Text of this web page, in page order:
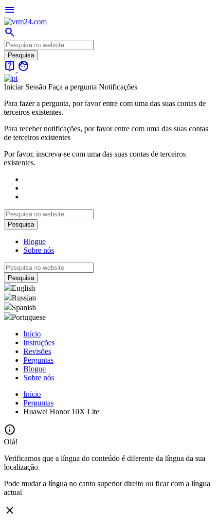
menu
search
live_help face
Iniciar Sessão Faça a pergunta Notificações
Para fazer a pergunta, por favor entre com uma das suas contas de
terceiros existentes.
Para receber notificações, por favor entre com uma das suas contas
de terceiros existentes
Por favor, inscreva-se com uma das suas contas de terceiros
existentes.
Blogue
Sobre nós
English
Russian
Spanish
Portuguese
Início
Instruções
Revisões
Perguntas
Blogue
Sobre nós
Início
Perguntas
Huawei Honor 10X Lite
info
Olá!
Verificamos que a língua do conteúdo é diferente da língua da sua
localização.
Pode mudar a língua no canto superior direito ou ficar com a língua
actual
close